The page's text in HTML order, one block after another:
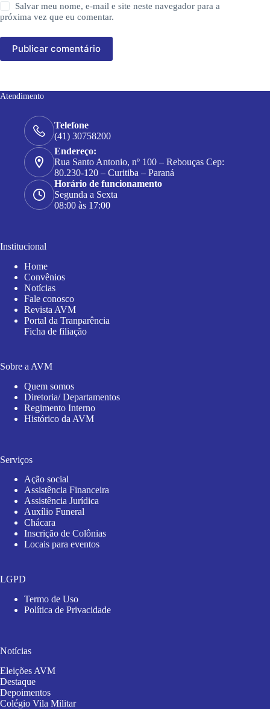
Salvar meu nome, e-mail e site neste navegador para a
próxima vez que eu comentar.
Publicar comentário
Atendimento
Telefone
(41) 30758200
Endereço:
Rua Santo Antonio, nº 100 – Rebouças Cep:
80.230-120 – Curitiba – Paraná
Horário de funcionamento
Segunda a Sexta
08:00 às 17:00
Institucional
Home
Convênios
Notícias
Fale conosco
Revista AVM
Portal da Tranparência
Ficha de filiação
Sobre a AVM
Quem somos
Diretoria/ Departamentos
Regimento Interno
Histórico da AVM
Serviços
Ação social
Assistência Financeira
Assistência Jurídica
Auxílio Funeral
Chácara
Inscrição de Colônias
Locais para eventos
LGPD
Termo de Uso
Política de Privacidade
Notícias
Eleições AVM
Destaque
Depoimentos
Colégio Vila Militar